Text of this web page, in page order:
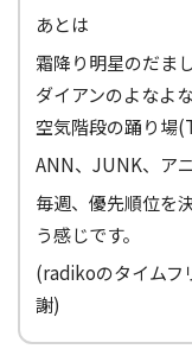
あとは
霜降り明星のだま
ダイアンのよなよ
空気階段の踊り場
ANN、JUNK、ア
毎週、優先順位を
う感じです。
(radikoのタイムフ
謝)